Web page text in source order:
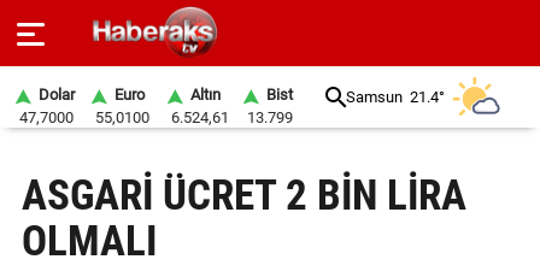
SPOR
YAŞAM
Dolar
47,7000
Euro
55,0100
Altın
6.524,61
Bist
13.799
Samsun 21.4°
ASGARİ ÜCRET 2 BİN LİRA
OLMALI